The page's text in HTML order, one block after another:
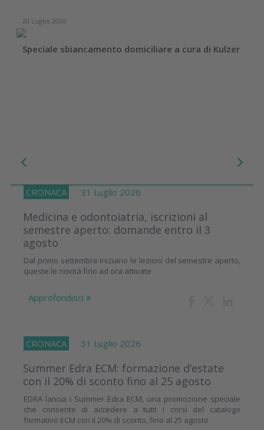
20 Luglio 2026
Speciale sbiancamento domiciliare a cura di Kulzer
CRONACA 31 Luglio 2026
Medicina e odontoiatria, iscrizioni al
semestre aperto: domande entro il 3
agosto
Dal primo settembre iniziano le lezioni del semestre aperto,
queste le novità fino ad ora attivate
Approfondisci
CRONACA 31 Luglio 2026
Summer Edra ECM: formazione d’estate
con il 20% di sconto fino al 25 agosto
EDRA lancia i Summer Edra ECM, una promozione speciale
che consente di accedere a tutti i corsi del catalogo
formativo ECM con il 20% di sconto, fino al 25 agosto